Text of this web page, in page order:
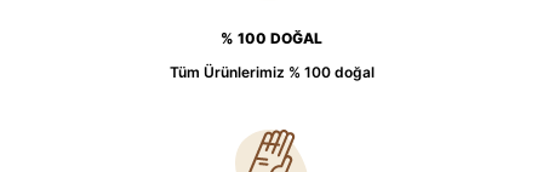
% 100 DOĞAL
Tüm Ürünlerimiz % 100 doğal